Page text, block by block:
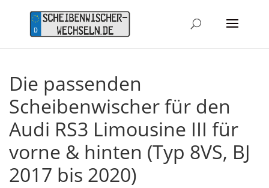
Die passenden
Scheibenwischer für den
Audi RS3 Limousine III für
vorne & hinten (Typ 8VS, BJ
2017 bis 2020)